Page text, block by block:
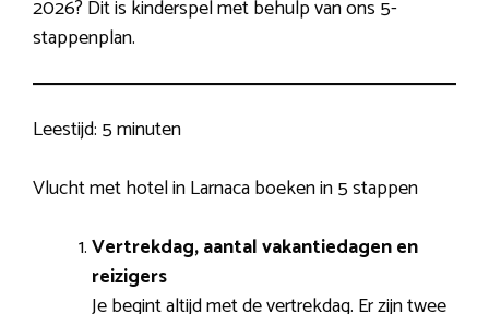
2026? Dit is kinderspel met behulp van ons 5-
stappenplan.
Leestijd: 5 minuten
Vlucht met hotel in Larnaca boeken in 5 stappen
Vertrekdag, aantal vakantiedagen en
reizigers
Je begint altijd met de vertrekdag. Er zijn twee